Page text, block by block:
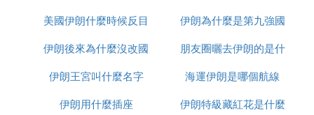
甜薄餅等。
特殊場合吃的食品：一年有幾天以及過節或悼念儀式
用加工的橘子皮、藏紅花，有時加開心果、葡萄乾、
肉或者用雞肉和米飯做成的。
麼辦
美國伊朗什麼時候反目
伊朗為什麼是第九強國
伊朗後來為什麼沒改國
名
朋友圈曬去伊朗的是什
麼梗
伊朗王宮叫什麼名字
海運伊朗是哪個航線
伊朗用什麼插座
伊朗特級藏紅花是什麼